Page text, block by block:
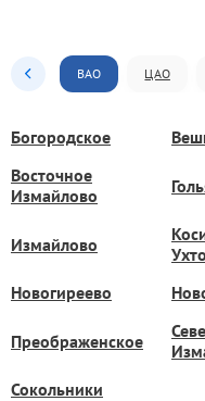
ВАО ЦАО
Богородское
Восточное
Измайлово
Измайлово
Новогиреево
Преображенское
Сокольники